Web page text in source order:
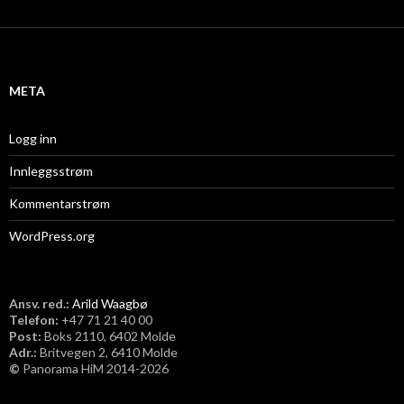
i
META
Logg inn
Innleggsstrøm
Kommentarstrøm
WordPress.org
Ansv. red.: Arild Waagbø
Telefon: ​+47 71 21 40 00
Post: Boks 2110, 6402 Molde
Adr.: Britvegen 2, 6410 Molde
© Panorama HiM 2014-2026